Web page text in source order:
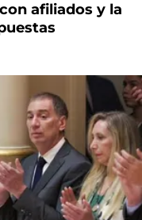
afiliados y la